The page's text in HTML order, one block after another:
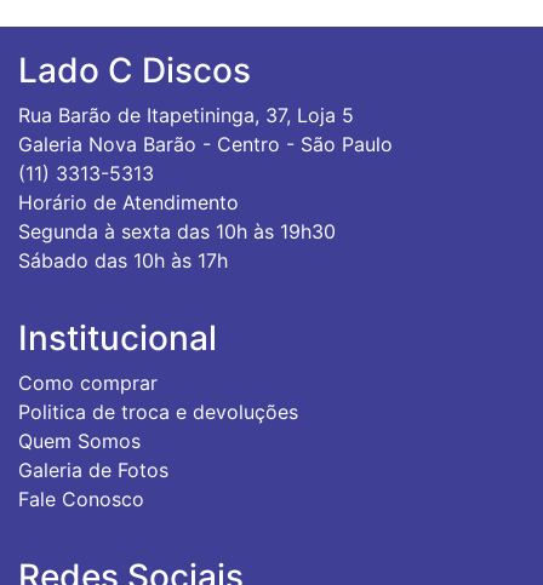
Lado C Discos
Rua Barão de Itapetininga, 37, Loja 5
Galeria Nova Barão - Centro - São Paulo
(11) 3313-5313
Horário de Atendimento
Segunda à sexta das 10h às 19h30
Sábado das 10h às 17h
Institucional
Como comprar
Politica de troca e devoluções
Quem Somos
Galeria de Fotos
Fale Conosco